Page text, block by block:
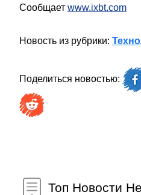
Сообщает www.ixbt.com
Новость из рубрики:
Поделиться новостью:
Топ Новости